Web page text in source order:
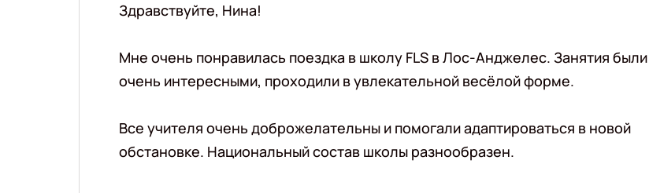
Здравствуйте, Нина!
Мне очень понравилась поездка в школу FLS в Лос-Анджелес. Занятия были
очень интересными, проходили в увлекательной весёлой форме.
Все учителя очень доброжелательны и помогали адаптироваться в новой
обстановке. Национальный состав школы разнообразен.